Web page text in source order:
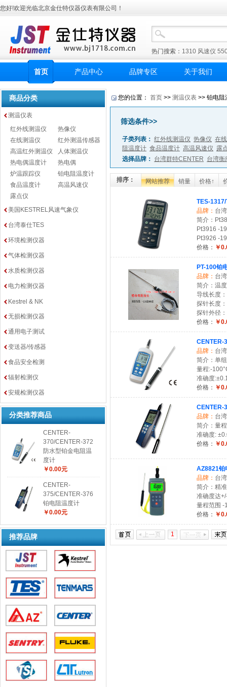
您好!欢迎光临北京金仕特仪器仪表有限公司！
热门搜索： 1310 风速仪
首页 产品中心 品牌专区 关于我们
商品分类
测温仪表
红外线测温仪
热像仪
在线测温仪
红外测温传感器
高温红外测温仪
人体测温仪
热电偶温度计
热电偶
炉温跟踪仪
铂电阻温度计
食品温度计
高温风速仪
露点仪
美国KESTREL风速气象仪
台湾泰仕TES
环境检测仪器
气体检测仪器
水质检测仪器
电力检测仪器
Kestrel & NK
无损检测仪器
通用电子测试
变送器/传感器
食品安全检测
辐射检测仪
安规检测仪器
分类推荐商品
CENTER-
370/CENTER-372
防水型铂金电阻温
度计
￥0.00元
CENTER-
375/CENTER-376
铂电阻温度计
￥0.00元
推荐品牌
您的位置： 首页 >> 测温仪表 >> 铂电阻
筛选条件>>
子类列表： 红外线测温仪 热像仪 在
阻温度计 食品温度计 高温风速仪 露
选择品牌： 台湾群特CENTER 台湾衡
排序： 网站推荐 销量 价格↑
TES-
品牌： 台
简介：
Pt3916 -
Pt3926 -
价格： ￥
PT-100铂
品牌： 台
简介：温
导线长度
探针长度
探针外径
价格： ￥
CENTER-
品牌： 台
简介：单
量程:-
准确度
价格： ￥
CENTER-
品牌： 台
简介：量
准确度:
价格： ￥
AZ8821铂
品牌： 台
简介：精
准确度达
量程范围 -
价格： ￥
1